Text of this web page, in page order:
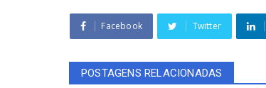
Facebook Twitter
POSTAGENS RELACIONADAS